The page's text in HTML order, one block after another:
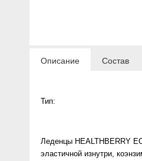
Enjoy Care
Описание Состав
Тип:
Леденцы HEALTHBERRY
эластичной изнутри,